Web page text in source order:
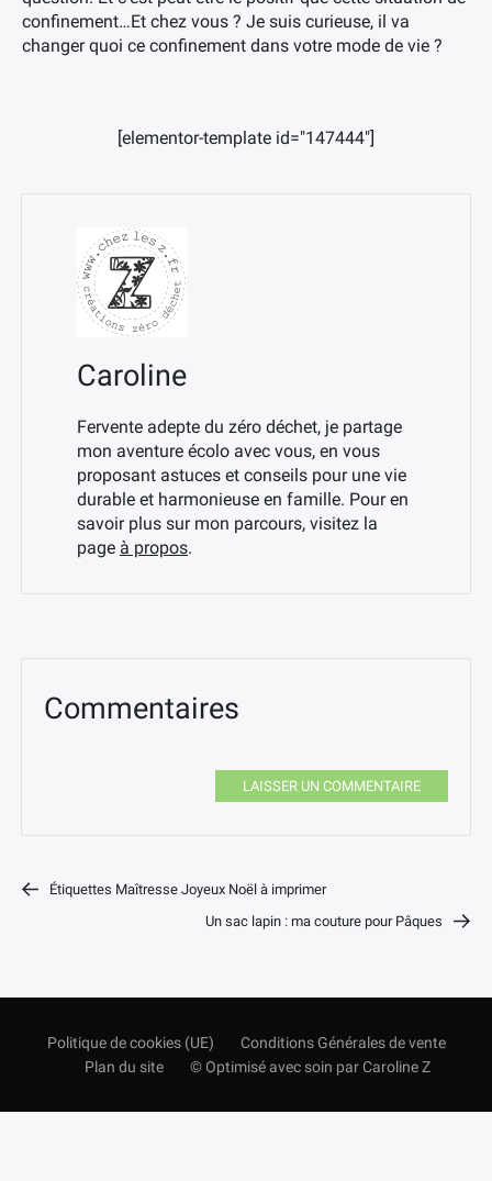
confinement…Et chez vous ? Je suis curieuse, il va
changer quoi ce confinement dans votre mode de vie ?
[elementor-template id="147444"]
Caroline
Fervente adepte du zéro déchet, je partage
mon aventure écolo avec vous, en vous
proposant astuces et conseils pour une vie
durable et harmonieuse en famille. Pour en
savoir plus sur mon parcours, visitez la
page à propos.
Commentaires
LAISSER UN COMMENTAIRE
Étiquettes Maîtresse Joyeux Noël à imprimer
Un sac lapin : ma couture pour Pâques
Politique de cookies (UE)
Conditions Générales de vente
Plan du site
© Optimisé avec soin par Caroline Z